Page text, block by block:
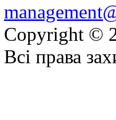
Copyright ©
Всі права